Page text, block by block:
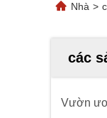
Nhà >
các
Vườn